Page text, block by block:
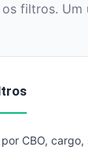
filtros. Um
CBO, cargo,